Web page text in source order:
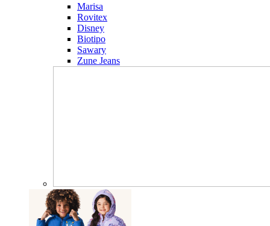
Marisa
Rovitex
Disney
Biotipo
Sawary
Zune Jeans